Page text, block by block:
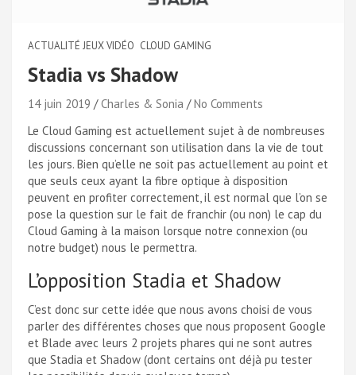
ACTUALITÉ JEUX VIDÉO CLOUD GAMING
Stadia vs Shadow
14 juin 2019 Charles & Sonia
No Comments
Le Cloud Gaming est actuellement sujet à de nombreuses
discussions concernant son utilisation dans la vie de tout
les jours. Bien qu’elle ne soit pas actuellement au point et
que seuls ceux ayant la fibre optique à disposition
peuvent en profiter correctement, il est normal que l’on se
pose la question sur le fait de franchir (ou non) le cap du
Cloud Gaming à la maison lorsque notre connexion (ou
notre budget) nous le permettra.
L’opposition Stadia et Shadow
C’est donc sur cette idée que nous avons choisi de vous
parler des différentes choses que nous proposent Google
et Blade avec leurs 2 projets phares qui ne sont autres
que Stadia et Shadow (dont certains ont déjà pu tester